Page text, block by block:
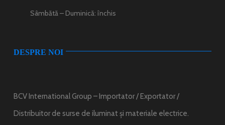
DESPRE NOI
BCV International Group – Importator / Exportator /
Distribuitor de surse de iluminat și materiale electrice.
Sâmbătă – Duminică: închis